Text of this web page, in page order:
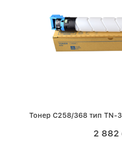
Тонер C258/368 тип TN-
2 882